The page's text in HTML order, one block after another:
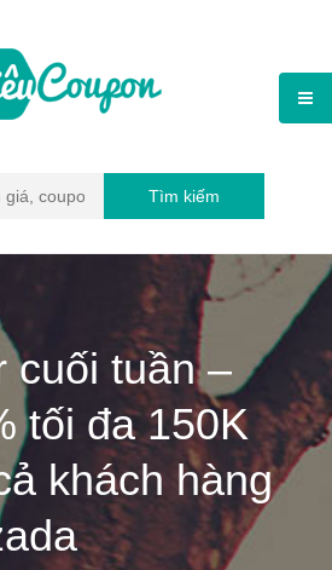
Tìm kiếm
cuối tuần –
tối đa 150K
khách hàng